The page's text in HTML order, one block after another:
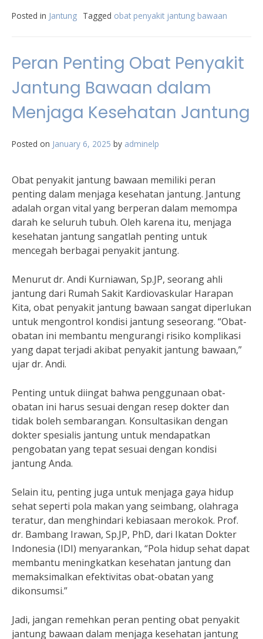
Posted in Jantung Tagged obat penyakit jantung bawaan
Peran Penting Obat Penyakit
Jantung Bawaan dalam
Menjaga Kesehatan Jantung
Posted on January 6, 2025 by adminelp
Obat penyakit jantung bawaan memiliki peran
penting dalam menjaga kesehatan jantung. Jantung
adalah organ vital yang berperan dalam memompa
darah ke seluruh tubuh. Oleh karena itu, menjaga
kesehatan jantung sangatlah penting untuk
mencegah berbagai penyakit jantung.
Menurut dr. Andi Kurniawan, Sp.JP, seorang ahli
jantung dari Rumah Sakit Kardiovaskular Harapan
Kita, obat penyakit jantung bawaan sangat diperlukan
untuk mengontrol kondisi jantung seseorang. “Obat-
obatan ini membantu mengurangi risiko komplikasi
yang dapat terjadi akibat penyakit jantung bawaan,”
ujar dr. Andi.
Penting untuk diingat bahwa penggunaan obat-
obatan ini harus sesuai dengan resep dokter dan
tidak boleh sembarangan. Konsultasikan dengan
dokter spesialis jantung untuk mendapatkan
pengobatan yang tepat sesuai dengan kondisi
jantung Anda.
Selain itu, penting juga untuk menjaga gaya hidup
sehat seperti pola makan yang seimbang, olahraga
teratur, dan menghindari kebiasaan merokok. Prof.
dr. Bambang Irawan, Sp.JP, PhD, dari Ikatan Dokter
Indonesia (IDI) menyarankan, “Pola hidup sehat dapat
membantu meningkatkan kesehatan jantung dan
memaksimalkan efektivitas obat-obatan yang
dikonsumsi.”
Jadi, jangan remehkan peran penting obat penyakit
jantung bawaan dalam menjaga kesehatan jantung